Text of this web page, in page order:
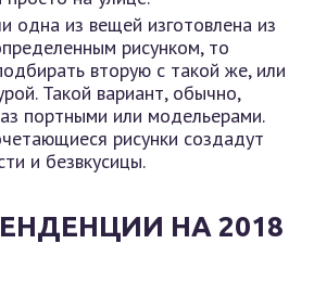
одна из вещей изготовлена из
рисунком, то
вторую с такой же, или
Такой вариант, обычно,
портными или модельерами.
рисунки создадут
и безвкусицы.
НА 2018